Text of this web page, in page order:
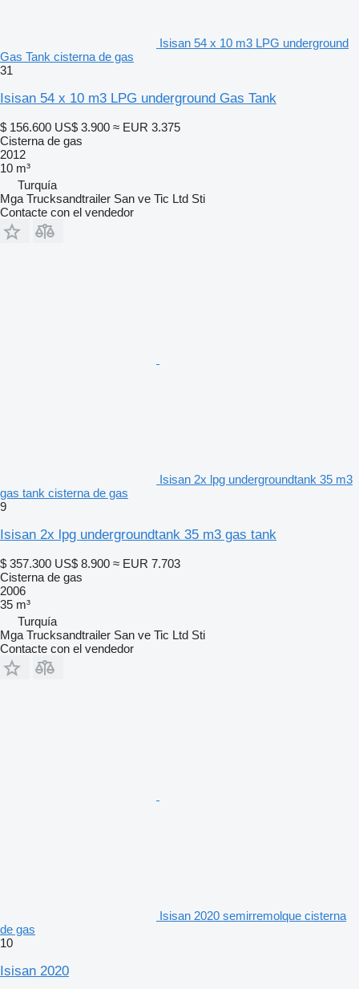
Isisan 54 x 10 m3 LPG underground
Gas Tank cisterna de gas
31
Isisan 54 x 10 m3 LPG underground Gas Tank
$ 156.600 US$ 3.900 ≈ EUR 3.375
Cisterna de gas
2012
10 m³
Turquía
Mga Trucksandtrailer San ve Tic Ltd Sti
Contacte con el vendedor
Isisan 2x lpg undergroundtank 35 m3
gas tank cisterna de gas
9
Isisan 2x lpg undergroundtank 35 m3 gas tank
$ 357.300 US$ 8.900 ≈ EUR 7.703
Cisterna de gas
2006
35 m³
Turquía
Mga Trucksandtrailer San ve Tic Ltd Sti
Contacte con el vendedor
Isisan 2020 semirremolque cisterna
de gas
10
Isisan 2020